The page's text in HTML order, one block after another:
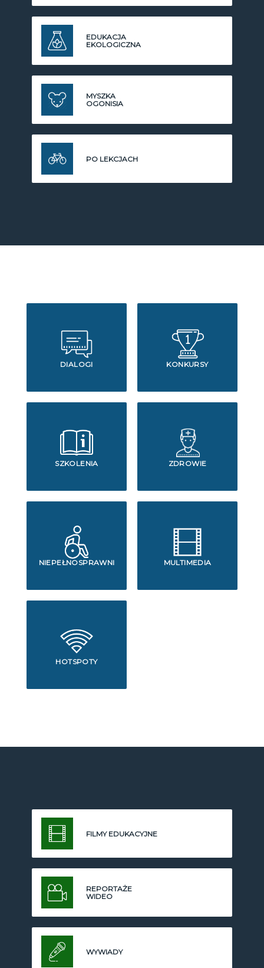
EDUKACJA
EKOLOGICZNA
MYSZKA
OGONISIA
PO LEKCJACH
DIALOGI KONKURSY
SZKOLENIA ZDROWIE
NIEPEŁNOSPRAWNI MULTIMEDIA
HOTSPOTY
FILMY EDUKACYJNE
REPORTAŻE
WIDEO
WYWIADY